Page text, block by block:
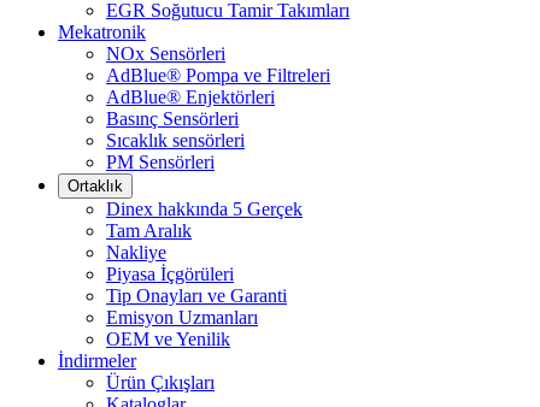
EGR Soğutucu Tamir Takımları
Mekatronik
NOx Sensörleri
AdBlue® Pompa ve Filtreleri
AdBlue® Enjektörleri
Basınç Sensörleri
Sıcaklık sensörleri
PM Sensörleri
Ortaklık
Dinex hakkında 5 Gerçek
Tam Aralık
Nakliye
Piyasa İçgörüleri
Tip Onayları ve Garanti
Emisyon Uzmanları
OEM ve Yenilik
İndirmeler
Ürün Çıkışları